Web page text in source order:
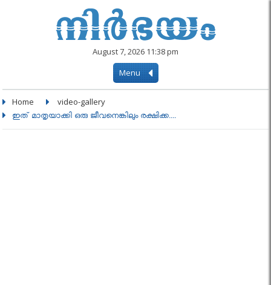
August 7, 2026 11:38 pm
Menu
Home video-gallery
ഇത് മാതൃയാക്കി ഒരു ജീവനെങ്കിലും രക്ഷിക്ക....